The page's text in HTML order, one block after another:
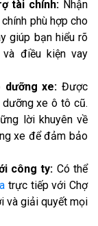
tài chính: Nhận
phù hợp cho
giúp bạn hiểu rõ
điều kiện vay
xe: Được
xe ô tô cũ.
lời khuyên về
xe để đảm bảo
công ty: Có thể
trực tiếp với Chợ
và giải quyết mọi